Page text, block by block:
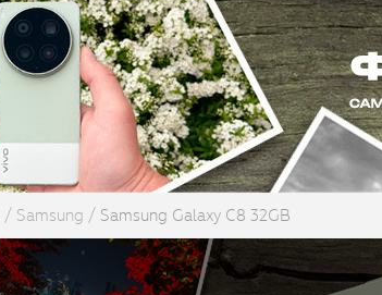
Samsung Samsung Galaxy C8 32GB